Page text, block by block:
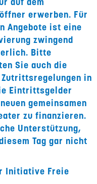
erwerben. Für
Angebote ist eine
zwingend
Bitte
Sie auch die
Zutrittsregelungen in
Eintrittsgelder
gemeinsamen
zu finanzieren.
Unterstützung,
Tag gar nicht
Initiative Freie